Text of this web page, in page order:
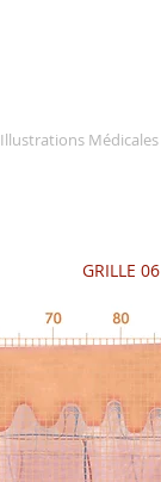
Illustrations Médicales
GRILLE 06